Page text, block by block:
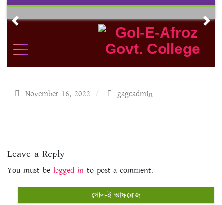
Skip
contentPrevious
November 16, 2022 gagcadmin
Leave a Reply
You must be logged in to post a comment.
গোল-ই আফরোজ